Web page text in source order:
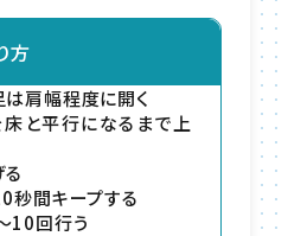
方
は肩幅程度に開く
と平行になるまで上
秒間キープする
10回行う